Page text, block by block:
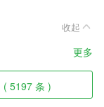
收起
更多
( 5197 条 )